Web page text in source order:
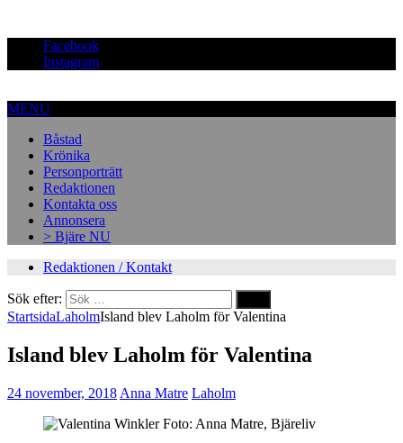
Facebook
Instagram
MENU
Båstad
Krönika
Personporträtt
Redaktionen
Kontakta oss
Annonsera
> Bjäre NU
Redaktionen / Kontakt
Sök efter:
StartsidaLaholmIsland blev Laholm för Valentina
Island blev Laholm för Valentina
24 november, 2018 Anna Matre Laholm